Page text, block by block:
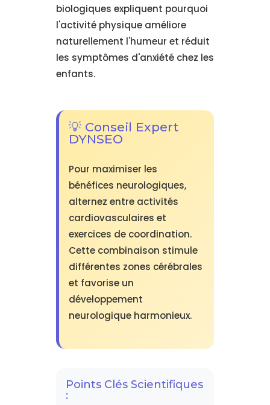
biologiques expliquent pourquoi
l'activité physique améliore
naturellement l'humeur et réduit
les symptômes d'anxiété chez les
enfants.
💡 Conseil Expert
DYNSEO
Pour maximiser les
bénéfices neurologiques,
alternez entre activités
cardiovasculaires et
exercices de coordination.
Cette combinaison stimule
différentes zones cérébrales
et favorise un
développement
neurologique harmonieux.
Points Clés Scientifiques
: